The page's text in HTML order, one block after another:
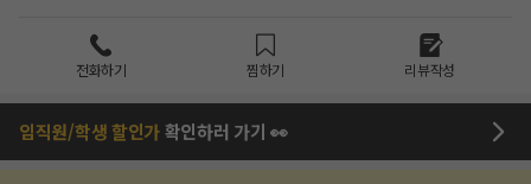
전화하기 찜하기 리뷰작성
임직원/학생 할인가확인하러 가기 👀